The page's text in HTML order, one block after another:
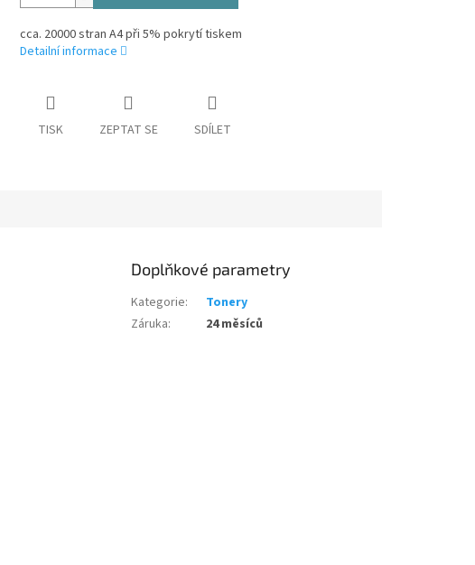
cca. 20000 stran A4 při 5% pokrytí tiskem
Detailní informace
TISK ZEPTAT SE SDÍLET
Doplňkové parametry
Kategorie:
Tonery
Záruka: 24 měsíců